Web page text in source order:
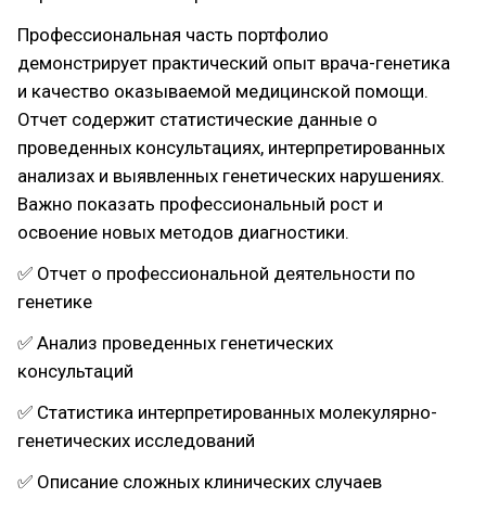
Профессиональная часть портфолио
демонстрирует практический опыт врача-генетика
и качество оказываемой медицинской помощи.
Отчет содержит статистические данные о
проведенных консультациях, интерпретированных
анализах и выявленных генетических нарушениях.
Важно показать профессиональный рост и
освоение новых методов диагностики.
✅ Отчет о профессиональной деятельности по
генетике
✅ Анализ проведенных генетических
консультаций
✅ Статистика интерпретированных молекулярно-
генетических исследований
✅ Описание сложных клинических случаев